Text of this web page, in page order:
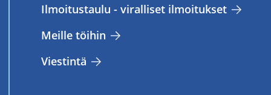
Il­moi­tus­tau­lu - vi­ral­li­set il­moi­tuk­set
Meil­le töi­hin
Vies­tin­tä